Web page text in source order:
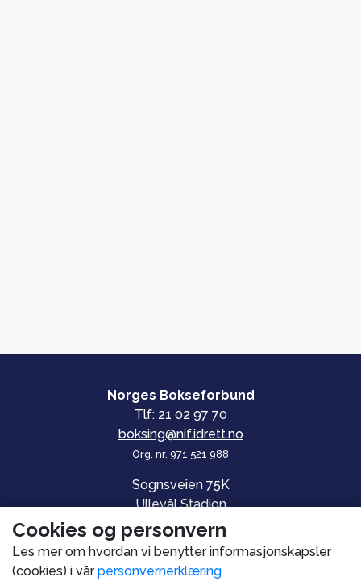
Norges Bokseforbund
Tlf: 21 02 97 70
boksing@nif.idrett.no
Org. nr. 971 521 988
Sognsveien 75K
Ullevål Stadion
0840 OSLO
© Norges Bokseforbund
Personvern og informasjonskapsler
Cookies og personvern
Les mer om hvordan vi benytter informasjonskapsler
(cookies) i vårpersonvernerklæring